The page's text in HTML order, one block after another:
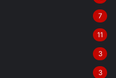
7
11
3
3